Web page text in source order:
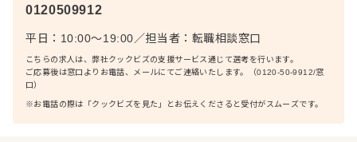
0120509912
平日：10:00〜19:00／担当者： 転職相談窓口
こちらの求人は、弊社クックビズの支援サービス通じて選考を行います。
ご応募後は窓口よりお電話、メールにてご連絡いたします。（0120-50-9912/窓
口）
※お電話の際は「クックビズを見た」とお伝えくださると受付がスムーズです。